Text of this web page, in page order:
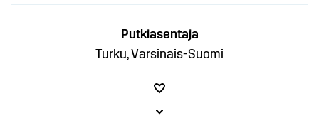
Putkiasentaja
Turku, Varsinais-Suomi